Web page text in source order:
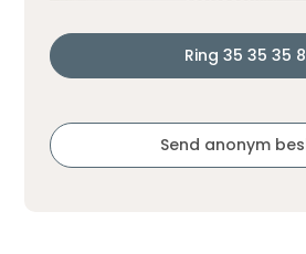
Ring 35 35 35
Send anonym